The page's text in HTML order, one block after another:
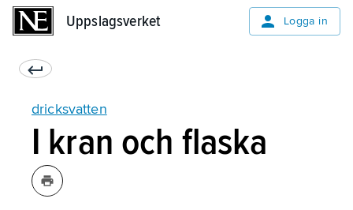
Uppslagsverket Logga in
dricksvatten
I kran och flaska